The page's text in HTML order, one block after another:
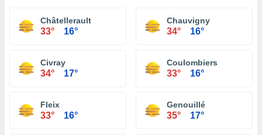
Châtellerault
33° 16°
Chauvigny
34° 16°
Civray
34° 17°
Coulombiers
33° 16°
Fleix
33° 16°
Genouillé
35° 17°